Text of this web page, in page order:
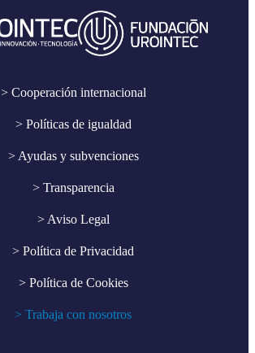
> Cooperación internacional
> Políticas de igualdad
> Ayudas y subvenciones
> Transparencia
> Aviso Legal
> Política de Privacidad
> Política de Cookies
> Trabaja con nosotros